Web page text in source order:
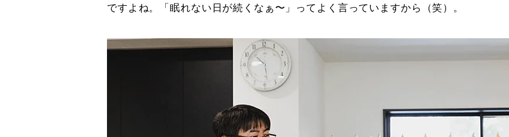
ですよね。「眠れない日が続くなぁ〜」ってよく言っていますから（笑）。